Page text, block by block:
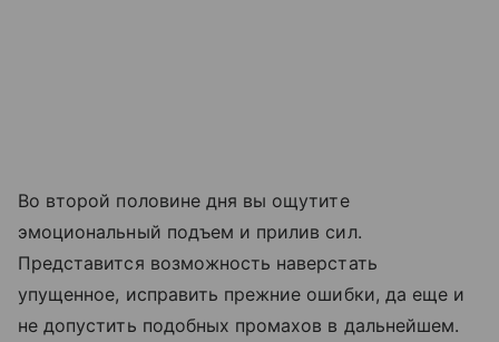
Во второй половине дня вы ощутите
эмоциональный подъем и прилив сил.
Представится возможность наверстать
упущенное, исправить прежние ошибки, да еще и
не допустить подобных промахов в дальнейшем.